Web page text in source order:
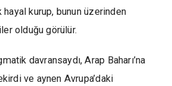
hayal kurup, bunun üzerinden
olduğu görülür.
davransaydı, Arap Baharı’na
ve aynen Avrupa’daki